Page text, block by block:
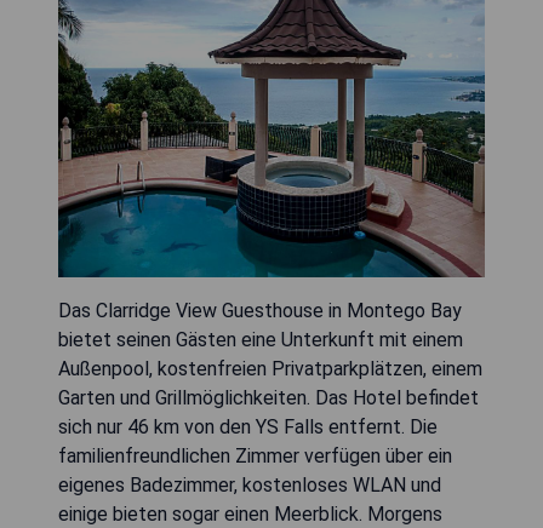
Das Clarridge View Guesthouse in Montego Bay
bietet seinen Gästen eine Unterkunft mit einem
Außenpool, kostenfreien Privatparkplätzen, einem
Garten und Grillmöglichkeiten. Das Hotel befindet
sich nur 46 km von den YS Falls entfernt. Die
familienfreundlichen Zimmer verfügen über ein
eigenes Badezimmer, kostenloses WLAN und
einige bieten sogar einen Meerblick. Morgens